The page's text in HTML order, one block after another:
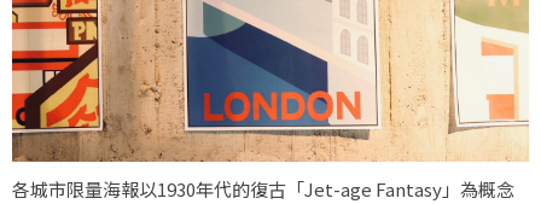
各城市限量海報以1930年代的復古「Jet-age Fantasy」為概念